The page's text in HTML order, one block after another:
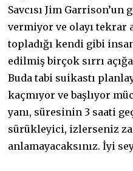
Savcısı Jim
vermiyor ve olayı tekrar
topladığı kendi gibi
edilmiş birçok sırrı
Buda tabi suikastı
kaçmıyor ve başlıyor
yanı, süresinin 3 saati
sürükleyici, izlerseniz
anlamayacaksınız. İyi